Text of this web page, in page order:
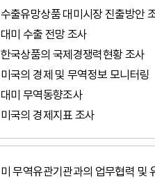
수출유망상품 대미시장 진출방안
대미 수출 전망 조사
한국상품의 국제경쟁력현황 조사
미국의 경제 및 무역정보 모니터링
대미 무역동향조사
미국의 경제지표 조사
미 무역유관기관과의 업무협력 및